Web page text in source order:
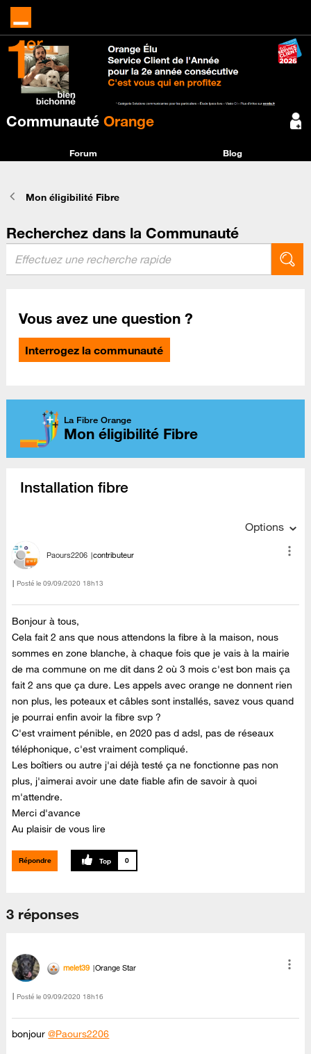
Communauté Orange
Forum Blog
Mon éligibilité Fibre
Recherchez dans la Communauté
Vous avez une question ?
Interrogez la communauté
La Fibre Orange
Mon éligibilité Fibre
Installation fibre
Options
Paours2206 contributeur
Posté le ‎09/09/2020 18h13
Bonjour à tous,
Cela fait 2 ans que nous attendons la fibre à la maison, nous
sommes en zone blanche, à chaque fois que je vais à la mairie
de ma commune on me dit dans 2 où 3 mois c'est bon mais ça
fait 2 ans que ça dure. Les appels avec orange ne donnent rien
non plus, les poteaux et câbles sont installés, savez vous quand
je pourrai enfin avoir la fibre svp ?
C'est vraiment pénible, en 2020 pas d adsl, pas de réseaux
téléphonique, c'est vraiment compliqué.
Les boîtiers ou autre j'ai déjà testé ça ne fonctionne pas non
plus, j'aimerai avoir une date fiable afin de savoir à quoi
m'attendre.
Merci d'avance
Au plaisir de vous lire
Répondre 0
3 réponses
melet39 Orange Star
Posté le ‎09/09/2020 18h16
bonjour@Paours2206